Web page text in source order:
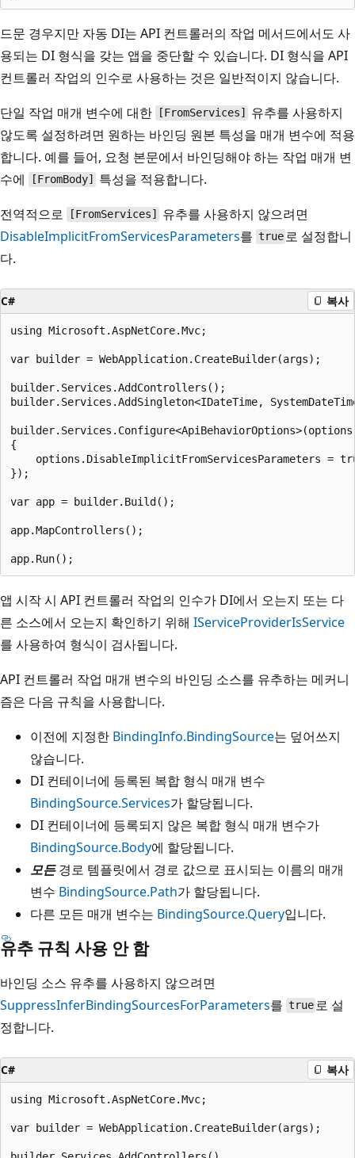
드문 경우지만 자동 DI는 API 컨트롤러의 작업 메서드에서도 사
용되는 DI 형식을 갖는 앱을 중단할 수 있습니다. DI 형식을 API
컨트롤러 작업의 인수로 사용하는 것은 일반적이지 않습니다.
단일 작업 매개 변수에 대한
[FromServices]
유추를 사용하지
않도록 설정하려면 원하는 바인딩 원본 특성을 매개 변수에 적용
합니다. 예를 들어, 요청 본문에서 바인딩해야 하는 작업 매개 변
수에
[FromBody]
특성을 적용합니다.
전역적으로
[FromServices]
유추를 사용하지 않으려면
DisableImplicitFromServicesParameters를 true 로 설정합니
다.
C# 복사
using Microsoft.AspNetCore.Mvc;
var builder = WebApplication.CreateBuilder(args);
builder.Services.AddControllers();
builder.Services.AddSingleton<IDateTime,
builder.Services.Configure<ApiBehaviorOptions>(options
{
options.DisableImplicitFromServicesParameters =
});
var app = builder.Build();
app.MapControllers();
앱 시작 시 API 컨트롤러 작업의 인수가 DI에서 오는지 또는 다
른 소스에서 오는지 확인하기 위해 IServiceProviderIsService
를 사용하여 형식이 검사됩니다.
API 컨트롤러 작업 매개 변수의 바인딩 소스를 유추하는 메커니
즘은 다음 규칙을 사용합니다.
이전에 지정한 BindingInfo.BindingSource는 덮어쓰지
않습니다.
DI 컨테이너에 등록된 복합 형식 매개 변수
BindingSource.Services가 할당됩니다.
DI 컨테이너에 등록되지 않은 복합 형식 매개 변수가
BindingSource.Body에 할당됩니다.
모든경로 템플릿에서 경로 값으로 표시되는 이름의 매개
변수 BindingSource.Path가 할당됩니다.
다른 모든 매개 변수는 BindingSource.Query입니다.
유추 규칙 사용 안 함
바인딩 소스 유추를 사용하지 않으려면
SuppressInferBindingSourcesForParameters를 true 로 설
정합니다.
C# 복사
using Microsoft.AspNetCore.Mvc;
var builder = WebApplication.CreateBuilder(args);